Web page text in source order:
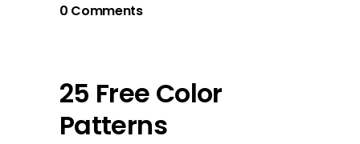
0 Comments
25 Free Color
Patterns